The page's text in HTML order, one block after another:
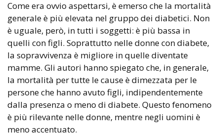
Come era ovvio aspettarsi, è emerso che la mortalità
generale è più elevata nel gruppo dei diabetici. Non
è uguale, però, in tutti i soggetti: è più bassa in
quelli con figli. Soprattutto nelle donne con diabete,
la sopravvivenza è migliore in quelle diventate
mamme. Gli autori hanno spiegato che, in generale,
la mortalità per tutte le cause è dimezzata per le
persone che hanno avuto figli, indipendentemente
dalla presenza o meno di diabete. Questo fenomeno
è più rilevante nelle donne, mentre negli uomini è
meno accentuato.